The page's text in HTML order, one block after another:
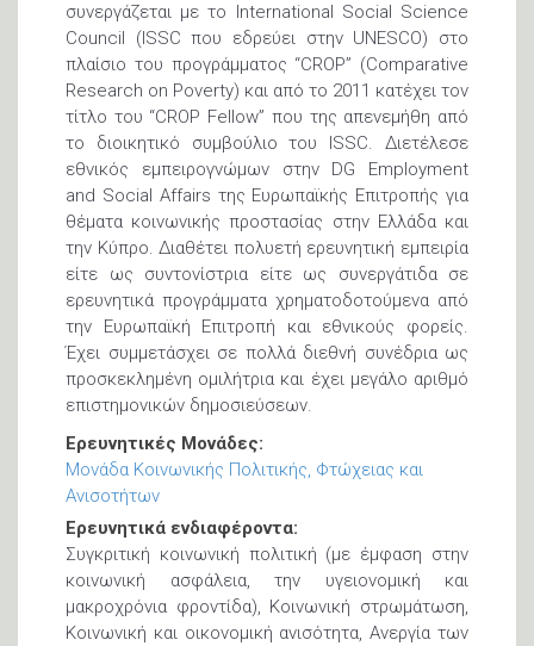
συνεργάζεται με το International Social Science
Council (ISSC που εδρεύει στην UNESCO) στο
πλαίσιο του προγράμματος “CROP” (Comparative
Research on Poverty) και από το 2011 κατέχει τον
τίτλο του “CROP Fellow” που της απενεμήθη από
το διοικητικό συμβούλιο του ISSC. Διετέλεσε
εθνικός εμπειρογνώμων στην DG Employment
and Social Affairs της Ευρωπαϊκής Επιτροπής για
θέματα κοινωνικής προστασίας στην Ελλάδα και
την Κύπρο. Διαθέτει πολυετή ερευνητική εμπειρία
είτε ως συντονίστρια είτε ως συνεργάτιδα σε
ερευνητικά προγράμματα χρηματοδοτούμενα από
την Ευρωπαϊκή Επιτροπή και εθνικούς φορείς.
Έχει συμμετάσχει σε πολλά διεθνή συνέδρια ως
προσκεκλημένη ομιλήτρια και έχει μεγάλο αριθμό
επιστημονικών δημοσιεύσεων.
Ερευνητικές Μονάδες:
Μονάδα Κοινωνικής Πολιτικής, Φτώχειας και
Ανισοτήτων
Ερευνητικά ενδιαφέροντα:
Συγκριτική κοινωνική πολιτική (με έμφαση στην
κοινωνική ασφάλεια, την υγειονομική και
μακροχρόνια φροντίδα), Κοινωνική στρωμάτωση,
Κοινωνική και οικονομική ανισότητα, Ανεργία των